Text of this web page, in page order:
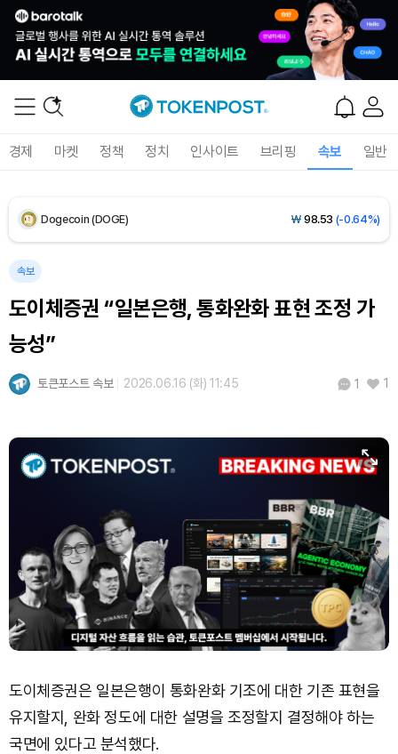
경제 마켓 정책 정치 인사이트 브리핑 속보 일반
1,454(-0.30%)
Solana (SOL) ₩ 107,503(+2.02%)
(+0.57%)
Bitcoin (BTC) 91,176,278(-0.32%)
속보
도이체증권 “일본은행, 통화완화 표현 조정 가
능성”
토큰포스트 속보 2026.06.16 (화) 11:45 1 1
도이체증권은 일본은행이 통화완화 기조에 대한 기존 표현을
유지할지, 완화 정도에 대한 설명을 조정할지 결정해야 하는
국면에 있다고 분석했다.